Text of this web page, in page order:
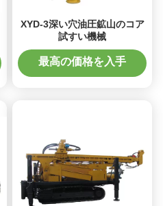
XYD-3深い穴油圧鉱山のコア
試すい機械
最高の価格を入手